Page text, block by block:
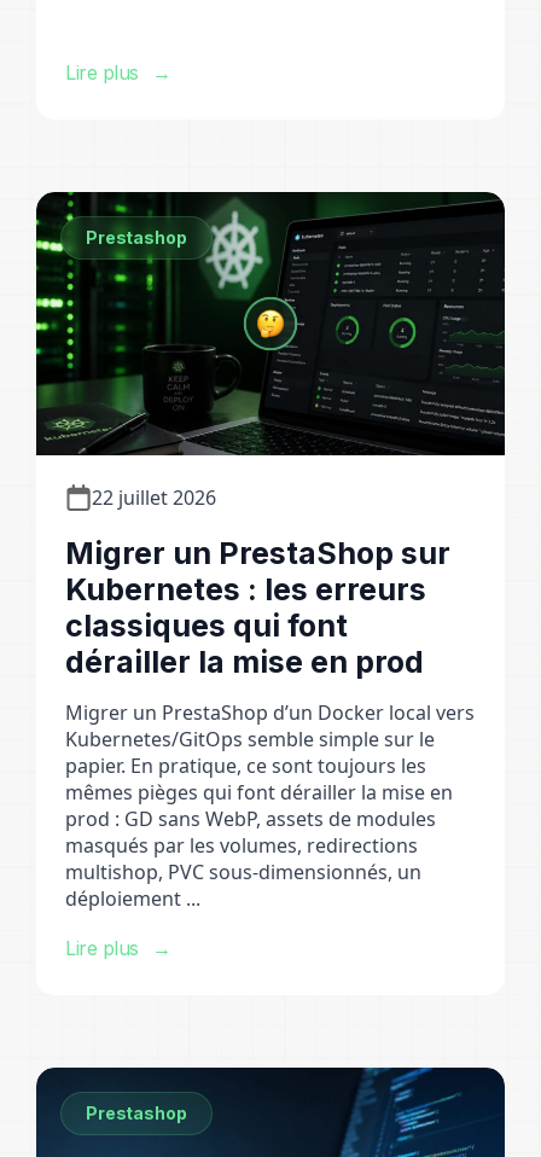
Lire plus
Prestashop
22 juillet 2026
Migrer un PrestaShop sur
Kubernetes : les erreurs
classiques qui font
dérailler la mise en prod
Migrer un PrestaShop d’un Docker local vers
Kubernetes/GitOps semble simple sur le
papier. En pratique, ce sont toujours les
mêmes pièges qui font dérailler la mise en
prod : GD sans WebP, assets de modules
masqués par les volumes, redirections
multishop, PVC sous-dimensionnés, un
déploiement ...
Lire plus
Prestashop